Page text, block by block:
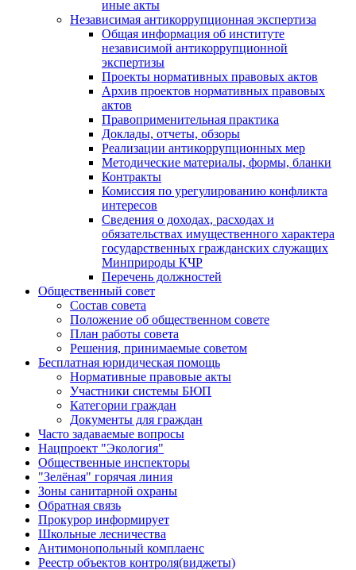
иные акты
Независимая антикоррупционная экспертиза
Общая информация об институте
независимой антикоррупционной
экспертизы
Проекты нормативных правовых актов
Архив проектов нормативных правовых
актов
Правоприменительная практика
Доклады, отчеты, обзоры
Реализации антикоррупционных мер
Методические материалы, формы, бланки
Контракты
Комиссия по урегулированию конфликта
интересов
Сведения о доходах, расходах и
обязательствах имущественного характера
государственных гражданских служащих
Минприроды КЧР
Перечень должностей
Общественный совет
Состав совета
Положение об общественном совете
План работы совета
Решения, принимаемые советом
Бесплатная юридическая помощь
Нормативные правовые акты
Участники системы БЮП
Категории граждан
Документы для граждан
Часто задаваемые вопросы
Нацпроект "Экология"
Общественные инспекторы
"Зелёная" горячая линия
Зоны санитарной охраны
Обратная связь
Прокурор информирует
Школьные лесничества
Антимонопольный комплаенс
Реестр объектов контроля(виджеты)